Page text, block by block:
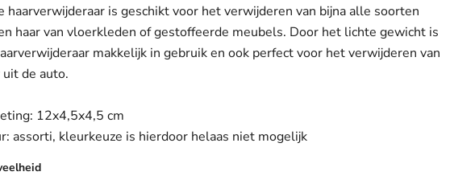
haarverwijderaar is geschikt voor het verwijderen van bijna alle soorten
haar van vloerkleden of gestoffeerde meubels. Door het lichte gewicht is
makkelijk in gebruik en ook perfect voor het verwijderen van
uit de auto.
12x4,5x4,5 cm
assorti, kleurkeuze is hierdoor helaas niet mogelijk